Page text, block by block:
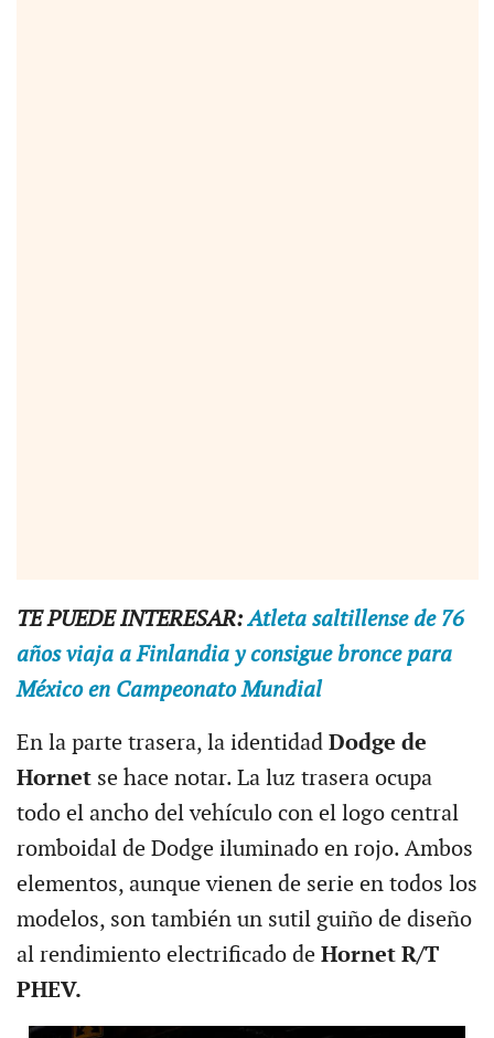
TE PUEDE INTERESAR: Atleta saltillense de 76
años viaja a Finlandia y consigue bronce para
México en Campeonato Mundial
En la parte trasera, la identidad Dodge de
Hornetse hace notar. La luz trasera ocupa
todo el ancho del vehículo con el logo central
romboidal de Dodge iluminado en rojo. Ambos
elementos, aunque vienen de serie en todos los
modelos, son también un sutil guiño de diseño
al rendimiento electrificado de Hornet R/T
PHEV.